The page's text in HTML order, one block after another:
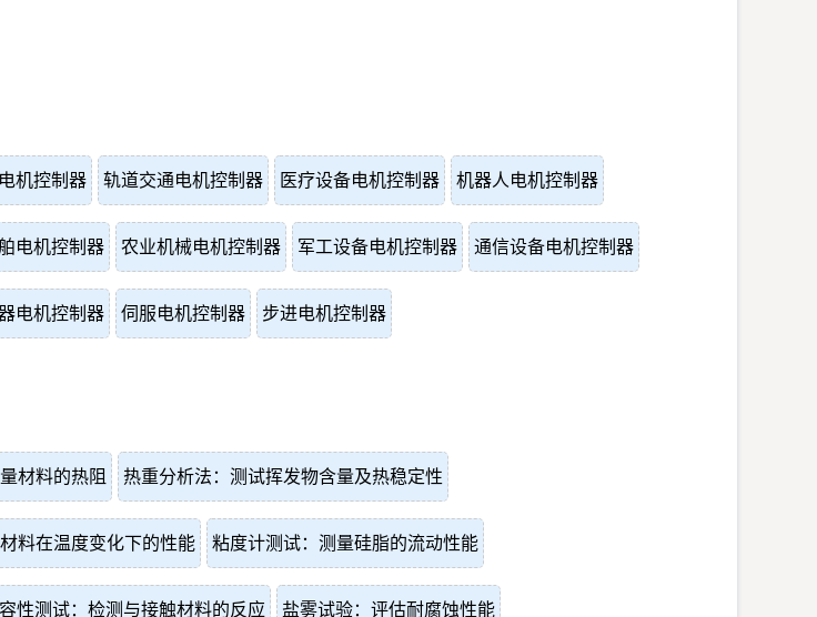
机控制器 轨道交通电机控制器 医疗设备电机控制器 机器人电机控制器
电机控制器 农业机械电机控制器 军工设备电机控制器 通信设备电机控制器
电机控制器 伺服电机控制器 步进电机控制器
材料的热阻 热重分析法：测试挥发物含量及热稳定性
料在温度变化下的性能 粘度计测试：测量硅脂的流动性能
性测试：检测与接触材料的反应 盐雾试验：评估耐腐蚀性能